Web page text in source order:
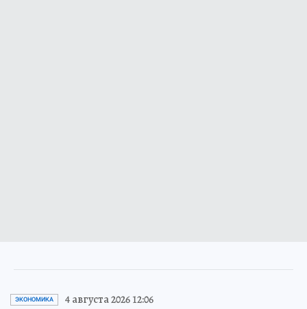
ЭКОНОМИКА 4 августа 2026 12:06